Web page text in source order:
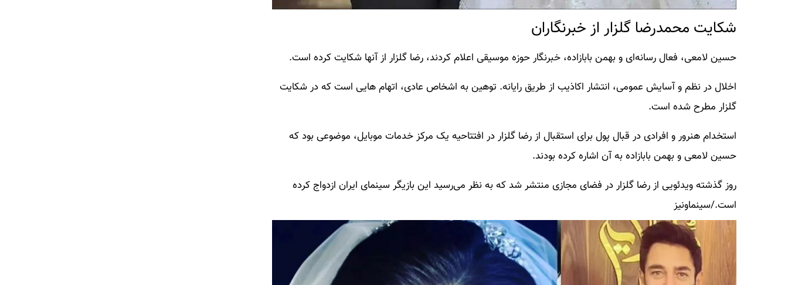
شکایت محمدرضا گلزار از خبرنگاران
حسین لامعی، فعال رسانه‌ای و بهمن بابازاده، خبرنگار حوزه موسیقی اعلام کردند، رضا گلزار از آنها شکایت کرده است.
اخلال در نظم و آسایش عمومی، انتشار اکاذیب از طریق رایانه. توهین به اشخاص عادی، اتهام هایی است که در شکایت
گلزار مطرح شده است.
استخدام هنرور و افرادی در قبال پول برای استقبال از رضا گلزار در افتتاحیه یک مرکز خدمات موبایل، موضوعی بود که
حسین لامعی و بهمن بابازاده به آن اشاره کرده بودند.
روز گذشته ویدئویی از رضا گلزار در فضای مجازی منتشر شد که به نظر می‌رسید این بازیگر سینمای ایران ازدواج کرده
است./سینماونیز